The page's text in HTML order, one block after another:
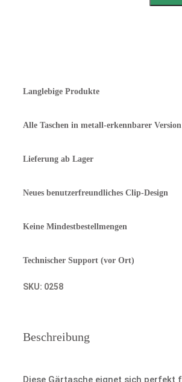
Langlebige Produkte
Alle Taschen in metall-erkennbarer
Lieferung ab Lager
Neues benutzerfreundliches Clip-Design
Keine Mindestbestellmengen
Technischer Support (vor Ort)
SKU: 0258
Beschreibung
Diese Gärtasche eignet sich perfekt